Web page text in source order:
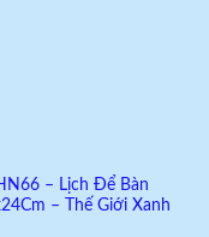
– Lịch Để Bàn
– Thế Giới Xanh